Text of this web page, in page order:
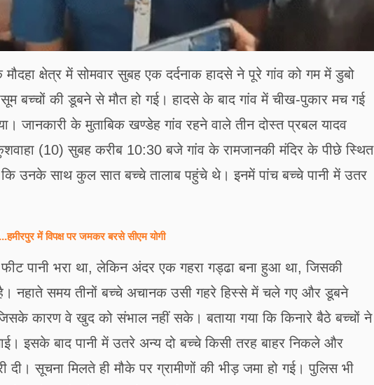
क्षेत्र में सोमवार सुबह एक दर्दनाक हादसे ने पूरे गांव को गम में डुबो
बच्चों की डूबने से मौत हो गई। हादसे के बाद गांव में चीख-पुकार मच गई
जानकारी के मुताबिक खण्डेह गांव रहने वाले तीन दोस्त प्रबल यादव
(10) सुबह करीब 10:30 बजे गांव के रामजानकी मंदिर के पीछे स्थित
कि उनके साथ कुल सात बच्चे तालाब पहुंचे थे। इनमें पांच बच्चे पानी में उतर
में विपक्ष पर जमकर बरसे सीएम योगी
फीट पानी भरा था, लेकिन अंदर एक गहरा गड्ढा बना हुआ था, जिसकी
नहाते समय तीनों बच्चे अचानक उसी गहरे हिस्से में चले गए और डूबने
कारण वे खुद को संभाल नहीं सके। बताया गया कि किनारे बैठे बच्चों ने
इसके बाद पानी में उतरे अन्य दो बच्चे किसी तरह बाहर निकले और
दी। सूचना मिलते ही मौके पर ग्रामीणों की भीड़ जमा हो गई। पुलिस भी